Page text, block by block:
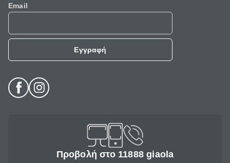
Email
Εγγραφή
Προβολή στο 11888 giaola